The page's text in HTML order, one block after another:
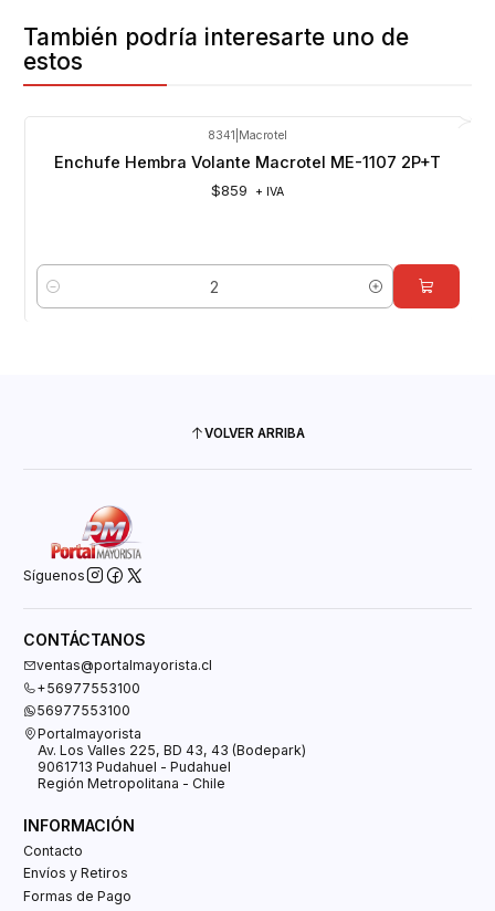
También podría interesarte uno de
estos
8341 Macrotel
Enchufe Hembra Volante Macrotel ME-1107 2P+T
$859 + IVA
Cantidad
VOLVER ARRIBA
Síguenos
CONTÁCTANOS
ventas@portalmayorista.cl
+56977553100
56977553100
Portalmayorista
Av. Los Valles 225, BD 43, 43 (Bodepark)
9061713 Pudahuel - Pudahuel
Región Metropolitana - Chile
INFORMACIÓN
Contacto
Envíos y Retiros
Formas de Pago